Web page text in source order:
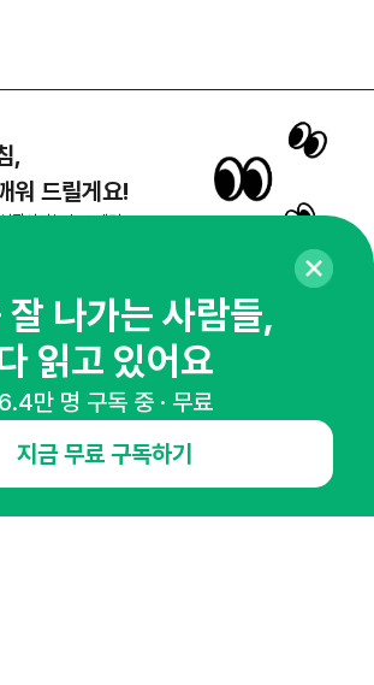
,
워 드릴게요!
장시키는 뉴스레터
항 제휴문의
인사이터 신청
잘 나가는 사람들,
읽고 있어요
6.4만 명 구독 중 · 무료
지금 무료 구독하기